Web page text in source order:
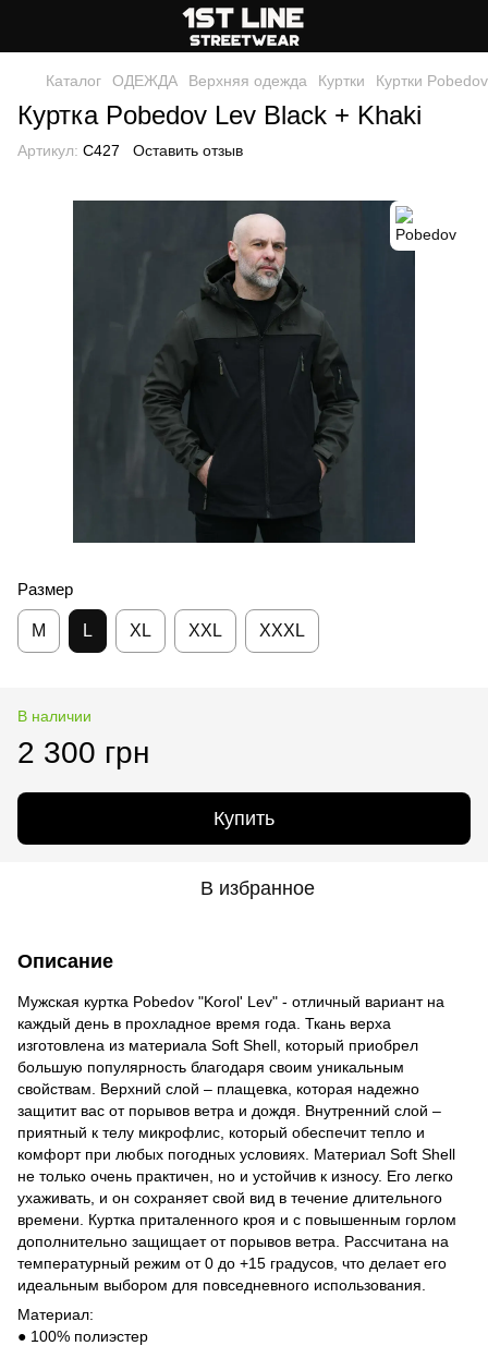
Каталог ОДЕЖДА Верхняя одежда Куртки Куртки Pobedov
Куртка Pobedov Lev Black + Khaki
Артикул: C427 Оставить отзыв
Размер
M L XL XXL XXXL
В наличии
2 300 грн
Купить
В избранное
Описание
Мужская куртка Pobedov "Korol' Lev" - отличный вариант на
каждый день в прохладное время года. Ткань верха
изготовлена ​​из материала Soft Shell, который приобрел
большую популярность благодаря своим уникальным
свойствам. Верхний слой – плащевка, которая надежно
защитит вас от порывов ветра и дождя. Внутренний слой –
приятный к телу микрофлис, который обеспечит тепло и
комфорт при любых погодных условиях. Материал Soft Shell
не только очень практичен, но и устойчив к износу. Его легко
ухаживать, и он сохраняет свой вид в течение длительного
времени. Куртка приталенного кроя и с повышенным горлом
дополнительно защищает от порывов ветра. Рассчитана на
температурный режим от 0 до +15 градусов, что делает его
идеальным выбором для повседневного использования.
Материал:
● 100% полиэстер